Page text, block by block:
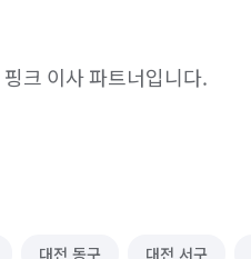
크 이사 파트너입니다.
대전 동구 대전 서구